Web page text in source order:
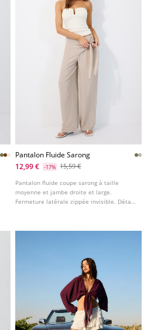
Pantalon Fluide Sarong
12,99 €
-17% 15,59 €
Pantalon fluide coupe sarong à taille
moyenne et jambe droite et large.
Fermeture latérale zippée invisible. Détail